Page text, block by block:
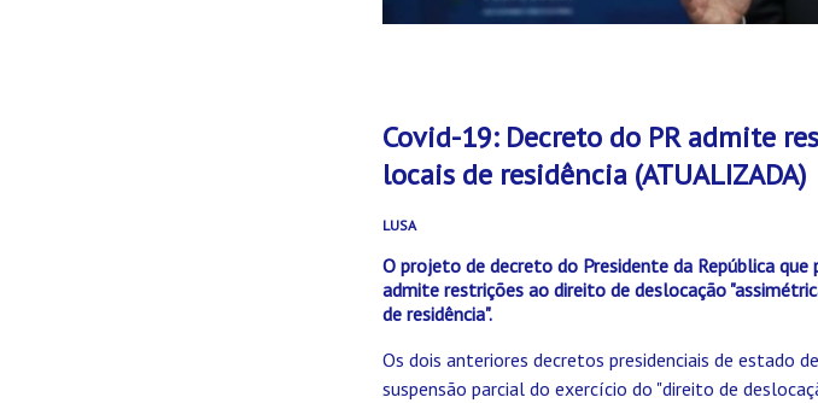
Covid-19: Decreto do PR admite
locais de residência (ATUALIZADA)
LUSA
O projeto de decreto do Presidente da República
admite restrições ao direito de deslocação
de residência".
Os dois anteriores decretos presidenciais de estado
suspensão parcial do exercício do "direito de